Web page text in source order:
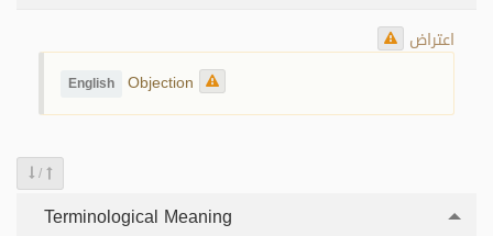
اعتراض
English Objection
/
Terminological Meaning